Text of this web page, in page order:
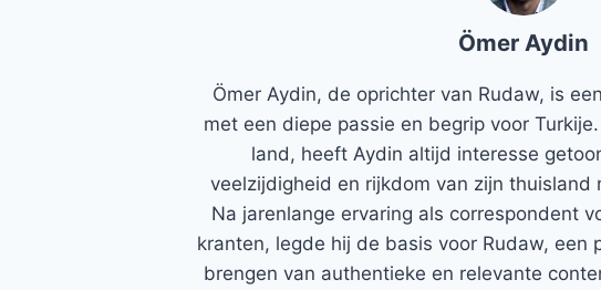
Ömer Aydin
Ömer Aydin, de oprichter van Rudaw, is
met een diepe passie en begrip voor
land, heeft Aydin altijd interesse
veelzijdigheid en rijkdom van zijn
Na jarenlange ervaring als correspondent
kranten, legde hij de basis voor Rudaw, een
brengen van authentieke en relevante